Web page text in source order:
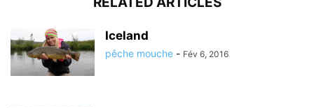
Iceland
pêche mouche - Fév 6, 2016